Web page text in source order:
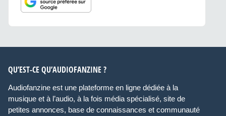
QU’EST-CE QU’AUDIOFANZINE ?
Audiofanzine est une plateforme en ligne dédiée à la
musique et à l’audio, à la fois média spécialisé, site de
petites annonces, base de connaissances et communauté